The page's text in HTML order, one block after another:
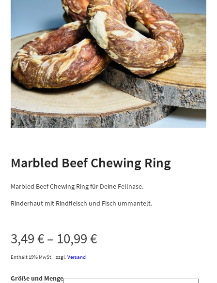
Marbled Beef Chewing Ring
Marbled Beef Chewing Ring für Deine Fellnase.
Rinderhaut mit Rindfleisch und Fisch ummantelt.
3,49€– 10,99€
Enthält 19% MwSt. zzgl.Versand
Größe und Menge